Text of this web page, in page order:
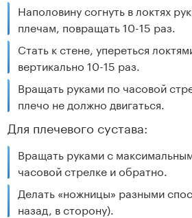
Наполовину согнуть в локтях
плечам, повращать 10-15 раз.
Стать к стене, упереться
вертикально 10-15 раз.
Вращать руками по часовой
плечо не должно двигаться.
Для плечевого сустава:
Вращать руками с
часовой стрелке и обратно.
Делать «ножницы» разными
назад, в сторону).